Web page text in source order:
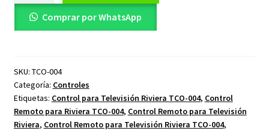
para
Televisión
004
cantidad
Comprar por WhatsApp
SKU: TCO-004
Categoría: Controles
Etiquetas: Control para Televisión Riviera TCO-004, Control
Remoto para Riviera TCO-004, Control Remoto para Televisión
Riviera, Control Remoto para Televisión Riviera TCO-004,